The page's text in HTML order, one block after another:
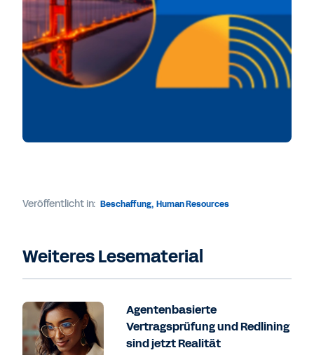
Veröffentlicht in: Beschaffung, Human Resources
Weiteres Lesematerial
Agentenbasierte
Vertragsprüfung und Redlining
sind jetzt Realität